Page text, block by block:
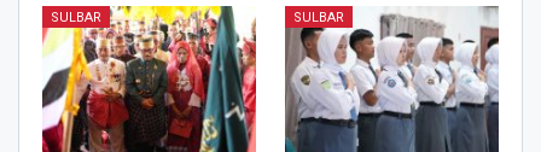
SULBAR SULBAR